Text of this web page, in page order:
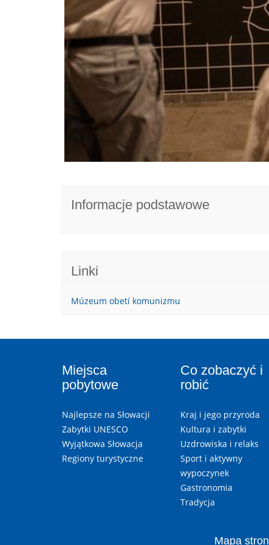
Informacje podstawowe
Linki
Múzeum obetí komunizmu
Miejsca
pobytowe
Najlepsze na Słowacji
Zabytki UNESCO
Wyjątkowa Słowacja
Regiony turystyczne
Co zobaczyć i
robić
Kraj i jego przyroda
Kultura i zabytki
Uzdrowiska i relaks
Sport i aktywny
wypoczynek
Gastronomia
Tradycja
Mapa stron